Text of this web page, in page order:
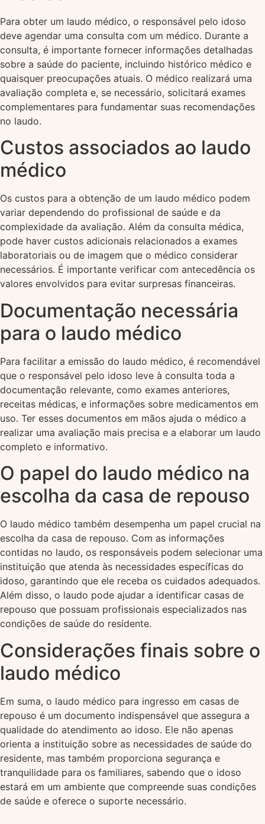
Para obter um laudo médico, o responsável pelo idoso
deve agendar uma consulta com um médico. Durante a
consulta, é importante fornecer informações detalhadas
sobre a saúde do paciente, incluindo histórico médico e
quaisquer preocupações atuais. O médico realizará uma
avaliação completa e, se necessário, solicitará exames
complementares para fundamentar suas recomendações
no laudo.
Custos associados ao laudo
médico
Os custos para a obtenção de um laudo médico podem
variar dependendo do profissional de saúde e da
complexidade da avaliação. Além da consulta médica,
pode haver custos adicionais relacionados a exames
laboratoriais ou de imagem que o médico considerar
necessários. É importante verificar com antecedência os
valores envolvidos para evitar surpresas financeiras.
Documentação necessária
para o laudo médico
Para facilitar a emissão do laudo médico, é recomendável
que o responsável pelo idoso leve à consulta toda a
documentação relevante, como exames anteriores,
receitas médicas, e informações sobre medicamentos em
uso. Ter esses documentos em mãos ajuda o médico a
realizar uma avaliação mais precisa e a elaborar um laudo
completo e informativo.
O papel do laudo médico na
escolha da casa de repouso
O laudo médico também desempenha um papel crucial na
escolha da casa de repouso. Com as informações
contidas no laudo, os responsáveis podem selecionar uma
instituição que atenda às necessidades específicas do
idoso, garantindo que ele receba os cuidados adequados.
Além disso, o laudo pode ajudar a identificar casas de
repouso que possuam profissionais especializados nas
condições de saúde do residente.
Considerações finais sobre o
laudo médico
Em suma, o laudo médico para ingresso em casas de
repouso é um documento indispensável que assegura a
qualidade do atendimento ao idoso. Ele não apenas
orienta a instituição sobre as necessidades de saúde do
residente, mas também proporciona segurança e
tranquilidade para os familiares, sabendo que o idoso
estará em um ambiente que compreende suas condições
de saúde e oferece o suporte necessário.